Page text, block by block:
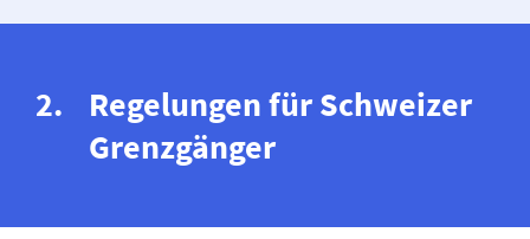
Regelungen für Schweizer
Grenzgänger